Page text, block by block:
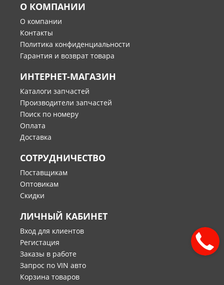
О КОМПАНИИ
О компании
Контакты
Политика конфиденциальности
Гарантия и возврат товара
ИНТЕРНЕТ-МАГАЗИН
Каталоги запчастей
Производители запчастей
Поиск по номеру
Оплата
Доставка
СОТРУДНИЧЕСТВО
Поставщикам
Оптовикам
Скидки
ЛИЧНЫЙ КАБИНЕТ
Вход для клиентов
Регистация
Заказы в работе
Запрос по VIN авто
Корзина товаров